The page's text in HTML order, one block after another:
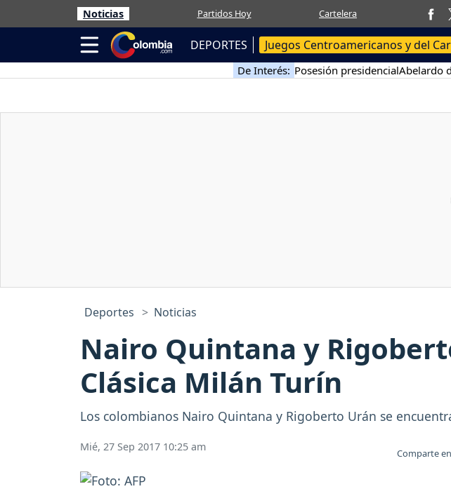
Noticias Partidos Hoy Cartelera
DEPORTES Juegos Centroamericanos y del
De Interés: Posesión presidencialAbelardo
Deportes Noticias
Nairo Quintana y
Clásica Milán Turín
Los colombianos Nairo Quintana y Rigoberto Urán se
Mié, 27 Sep 2017 10:25 am Comparte